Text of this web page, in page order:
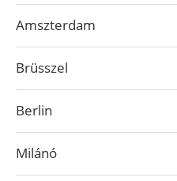
Amszterdam
Brüsszel
Berlin
Milánó